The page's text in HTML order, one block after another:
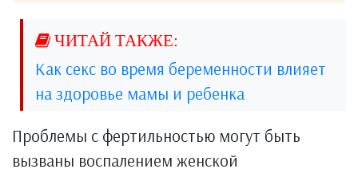
Как секс во время беременности влияет
на здоровье мамы и ребенка
Проблемы с фертильностью могут быть
вызваны воспалением женской